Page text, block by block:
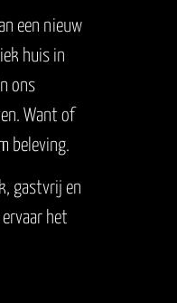
een nieuw
huis in
ons
Want of
beleving.
gastvrij en
het